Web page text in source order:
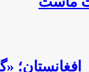
افغانستان؛